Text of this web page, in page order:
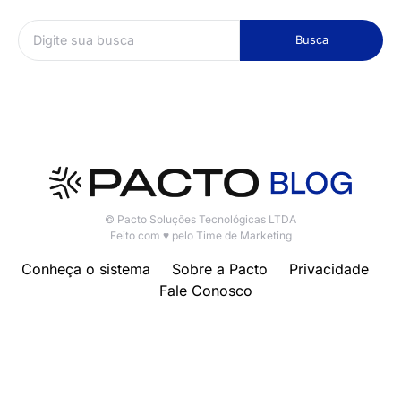
Busca
© Pacto Soluções Tecnológicas LTDA
Feito com ♥ pelo Time de Marketing
Conheça o sistema Sobre a Pacto
Privacidade
Fale Conosco